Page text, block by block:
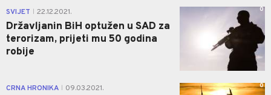
SVIJET 22.12.2021.
Državljanin BiH optužen u SAD za
terorizam, prijeti mu 50 godina
robije
0
CRNA HRONIKA 09.03.2021. 0